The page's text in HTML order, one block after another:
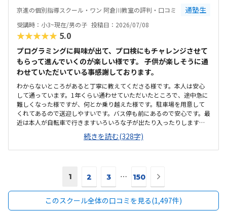
京進の個別指導スクール・ワン 阿倉川教室の評判・口コミ 通塾生
受講時：小3~現在/男の子 投稿日：2026/07/08
★★★★★ 5.0
プログラミングに興味が出て、プロ検にもチャレンジさせて
もらって進んでいくのが楽しい様です。 子供が楽しそうに通
わせていただいている事感謝しております。
わからないところがあると丁寧に教えてくださる様です。本人は安心
して通っています。1年くらい通わせていただいたところで、途中急に
難しくなった様ですが、何とか乗り越えた様です。駐車場を用意して
くれてあるので送迎しやすいです。バス停も前にあるので安心です。最
近は本人が自転車で行きますいろいろな子が出たり入ったりします
が、塾長が大きな声で挨拶してくれるおかげかみんなきちんと挨拶を
して入ってきます安いとありがたいですが、現在でも満足です。もと
もと予算は考えてなかったのですが、思ったよりも高いなと思った気
もらってます。特に思い当たりません
続きを読む(328字)
1 2 3 ⋯ 150
次
ペ
ー
このスクール全体の口コミを見る(1,497件)